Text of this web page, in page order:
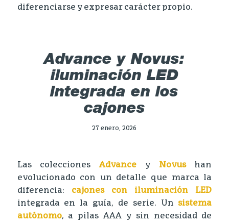
diferenciarse y expresar carácter propio.
Advance y Novus:
iluminación LED
integrada en los
cajones
27 enero, 2026
Las coleccionesAdvance y Novushan
evolucionado con un detalle que marca la
diferencia: cajones con iluminación LED
integrada en la guía, de serie. Un sistema
autónomo, a pilas AAA y sin necesidad de